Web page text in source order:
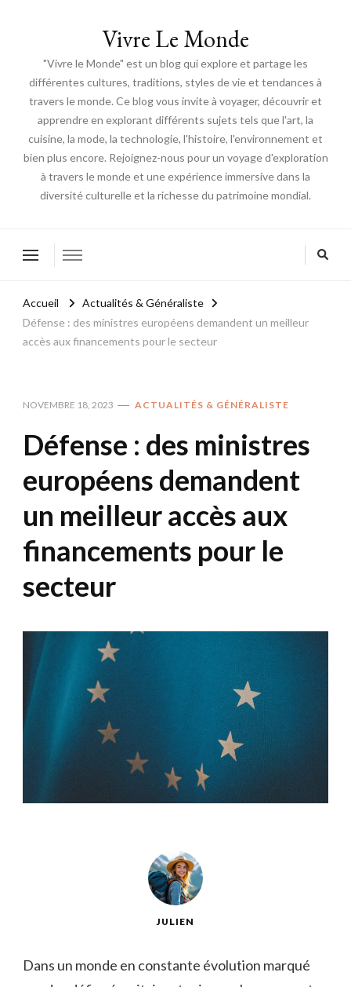
Vivre Le Monde
"Vivre le Monde" est un blog qui explore et partage les
différentes cultures, traditions, styles de vie et tendances à
travers le monde. Ce blog vous invite à voyager, découvrir et
apprendre en explorant différents sujets tels que l'art, la
cuisine, la mode, la technologie, l'histoire, l'environnement et
bien plus encore. Rejoignez-nous pour un voyage d'exploration
à travers le monde et une expérience immersive dans la
diversité culturelle et la richesse du patrimoine mondial.
Accueil
Actualités & Généraliste
Défense : des ministres européens demandent un meilleur
accès aux financements pour le secteur
NOVEMBRE 18, 2023 ACTUALITÉS & GÉNÉRALISTE
Défense : des ministres
européens demandent
un meilleur accès aux
financements pour le
secteur
JULIEN
Dans un monde en constante évolution marqué​